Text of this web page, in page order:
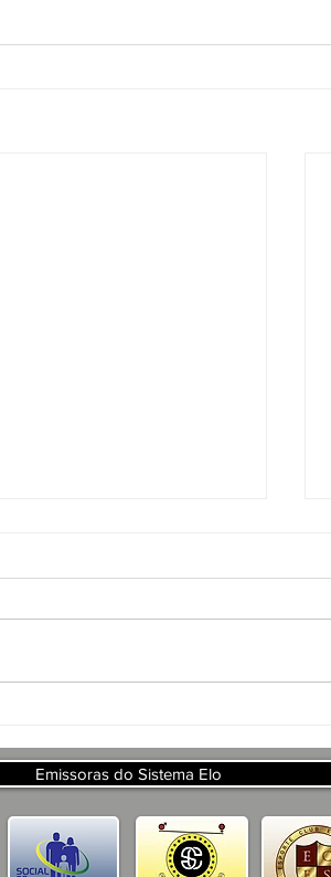
DE TURISMO E
Emissoras do Sistema Elo